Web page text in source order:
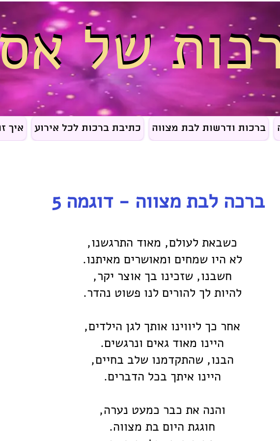
של
של
ברכות ודרשות לבת מצווה כתיבת ברכות לכל אירוע איך
ברכה לבת מצווה - דוגמה 5
כשבאת לעולם, מאוד התרגשנו,
לא היו שמחים ומאושרים מאיתנו.
חשבנו, שזכינו בך אוצר יקר,
להיות לך להורים לנו פשוט נהדר.
אחר כך ליווינו אותך לגן הילדים,
היינו מאוד גאים ונרגשים.
הבנו, שהתקדמנו שלב בחיים,
היינו איתך בכל הדברים.
והנה את כבר כמעט נערה,
חוגגת היום בת מצווה.